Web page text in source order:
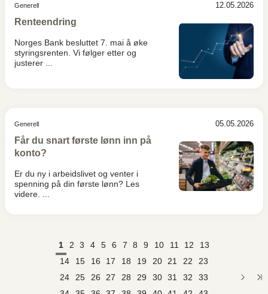
Generell 12.05.2026
Renteendring
Norges Bank besluttet 7. mai å øke
styringsrenten. Vi følger etter og
justerer ...
Generell 05.05.2026
Får du snart første lønn inn på
konto?
Er du ny i arbeidslivet og venter i
spenning på din første lønn? Les
videre. ...
1 2 3 4 5 6 7 8 9 10 11 12
13
14
15 16 17 18 19 20 21 22
23
24
25 26 27 28 29 30 31 32
33